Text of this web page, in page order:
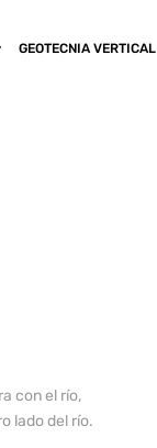
GEOTECNIA VERTICAL
con el río,
lado del río.